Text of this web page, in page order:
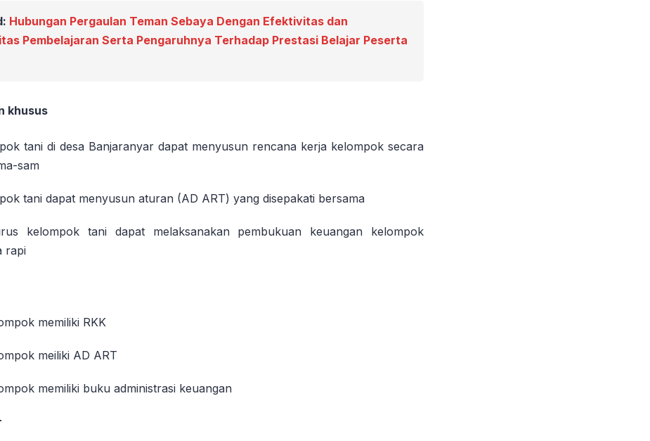
Hubungan Pergaulan Teman Sebaya Dengan Efektivitas dan
Pembelajaran Serta Pengaruhnya Terhadap Prestasi Belajar Peserta
khusus
tani di desa Banjaranyar dapat menyusun rencana kerja kelompok secara
sam
tani dapat menyusun aturan (AD ART) yang disepakati bersama
kelompok tani dapat melaksanakan pembukuan keuangan kelompok
rapi
memiliki RKK
meiliki AD ART
memiliki buku administrasi keuangan